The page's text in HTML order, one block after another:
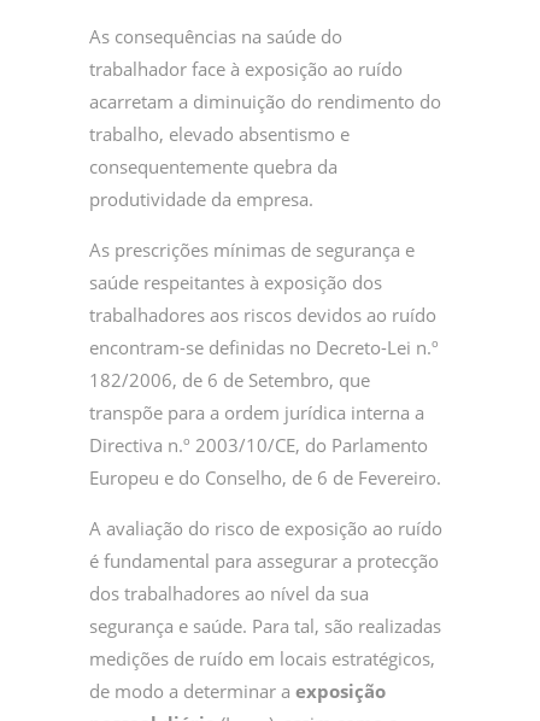
As consequências na saúde do
trabalhador face à exposição ao ruído
acarretam a diminuição do rendimento do
trabalho, elevado absentismo e
consequentemente quebra da
produtividade da empresa.
As prescrições mínimas de segurança e
saúde respeitantes à exposição dos
trabalhadores aos riscos devidos ao ruído
encontram-se definidas no Decreto-Lei n.º
182/2006, de 6 de Setembro, que
transpõe para a ordem jurídica interna a
Directiva n.º 2003/10/CE, do Parlamento
Europeu e do Conselho, de 6 de Fevereiro.
A avaliação do risco de exposição ao ruído
é fundamental para assegurar a protecção
dos trabalhadores ao nível da sua
segurança e saúde. Para tal, são realizadas
medições de ruído em locais estratégicos,
de modo a determinar a exposição